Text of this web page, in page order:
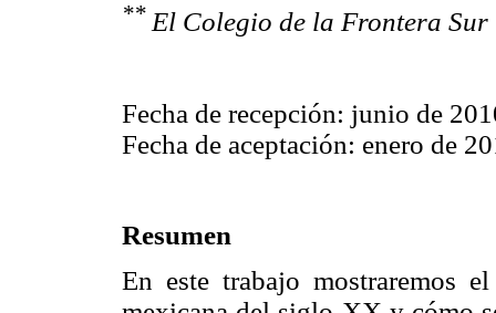
** El Colegio de la Frontera Sur
Fecha de recepción: junio de
Fecha de aceptación: enero de
Resumen
En este trabajo mostraremos